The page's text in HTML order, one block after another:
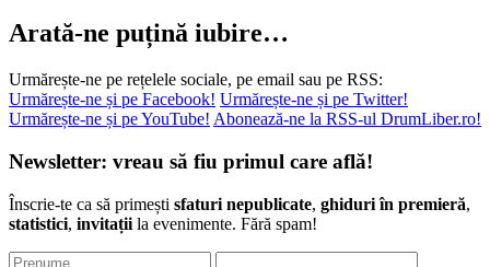
Arată-ne puțină iubire…
Urmărește-ne pe rețelele sociale, pe email sau pe RSS:
Urmărește-ne și pe Facebook! Urmărește-ne și pe Twitter!
Urmărește-ne și pe YouTube! Abonează-ne la RSS-ul DrumLiber.ro!
Newsletter: vreau să fiu primul care află!
Înscrie-te ca să primești sfaturi nepublicate, ghiduri în premieră,
statistici, invitațiila evenimente. Fără spam!